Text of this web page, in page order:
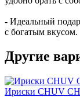
- Идеальный
с богатым вкусом.
Другие
Ириски CHUV